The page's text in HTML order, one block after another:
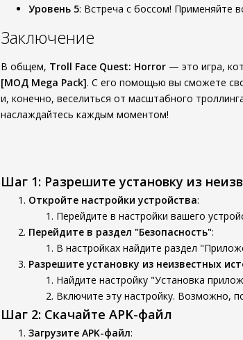
Уровень 5: Встреча с боссом! Применяйте
Заключение
В общем, Troll Face Quest: Horror — это игра,
[МОД Mega Pack]. С его помощью вы сможете
и, конечно, веселиться от масштабного
наслаждайтесь каждым моментом!
Шаг 1: Разрешите установку из
Откройте настройки устройства:
Перейдите в настройки вашего
Перейдите в раздел "Безопасность":
В настройках найдите раздел
Разрешите установку из неизвестных
Найдите настройку "Установка
Включите эту настройку. Возможно,
Шаг 2: Скачайте APK-файл
Загрузите APK-файл: